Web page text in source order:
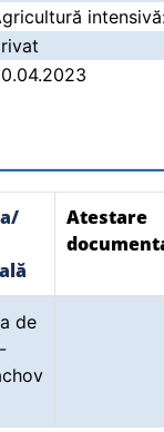
Atestare
de